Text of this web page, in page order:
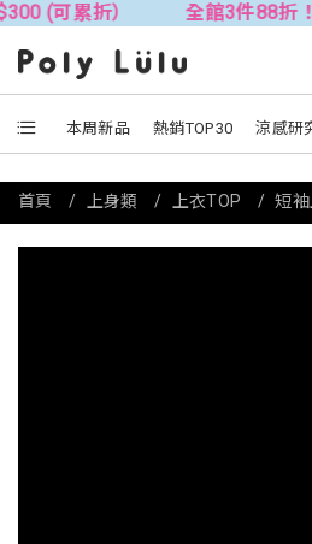
折） 全館3件88折！🦄 滿
本周新品 熱銷TOP30 涼感研
首頁 上身類 上衣TOP 短